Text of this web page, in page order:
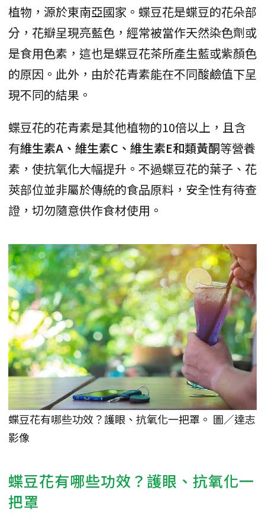
植物，源於東南亞國家。蝶豆花是蝶豆的花朵部
分，花瓣呈現亮藍色，經常被當作天然染色劑或
是食用色素，這也是蝶豆花茶所產生藍或紫顏色
的原因。此外，由於花青素能在不同酸鹼值下呈
現不同的結果。
蝶豆花的花青素是其他植物的10倍以上，且含
有維生素A、維生素C、維生素E和類黃酮等營養
素，使抗氧化大幅提升。不過蝶豆花的葉子、花
莢部位並非屬於傳統的食品原料，安全性有待查
證，切勿隨意供作食材使用。
蝶豆花有哪些功效？護眼、抗氧化一把罩。 圖／達志
影像
蝶豆花有哪些功效？護眼、抗氧化一
把罩